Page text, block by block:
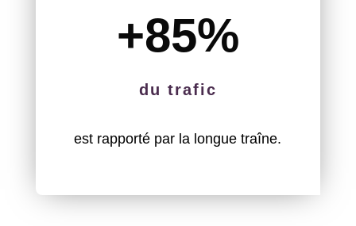
+85%
du trafic
est rapporté par la longue traîne.